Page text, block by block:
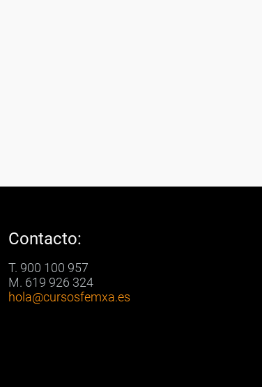
Contacto:
T. 900 100 957
M. 619 926 324
hola@cursosfemxa.es